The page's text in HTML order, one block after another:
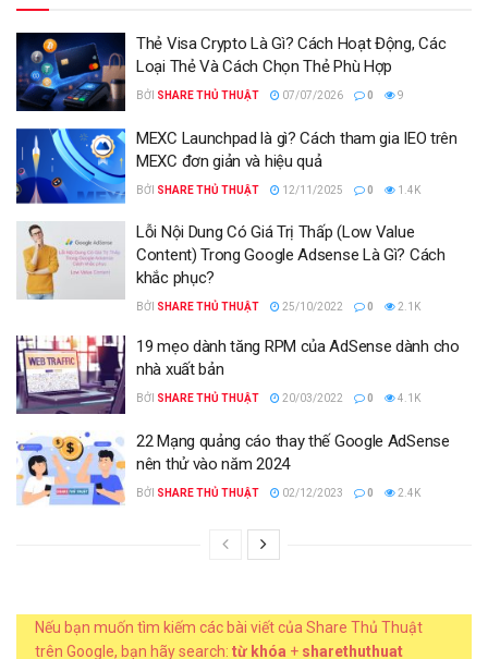
Thẻ Visa Crypto Là Gì? Cách Hoạt Động, Các
Loại Thẻ Và Cách Chọn Thẻ Phù Hợp
BỞI SHARE THỦ THUẬT 07/07/2026 0 9
MEXC Launchpad là gì? Cách tham gia IEO trên
MEXC đơn giản và hiệu quả
BỞI SHARE THỦ THUẬT 12/11/2025 0 1.4K
Lỗi Nội Dung Có Giá Trị Thấp (Low Value
Content) Trong Google Adsense Là Gì? Cách
khắc phục?
BỞI SHARE THỦ THUẬT 25/10/2022 0 2.1K
19 mẹo dành tăng RPM của AdSense dành cho
nhà xuất bản
BỞI SHARE THỦ THUẬT 20/03/2022 0 4.1K
22 Mạng quảng cáo thay thế Google AdSense
nên thử vào năm 2024
BỞI SHARE THỦ THUẬT 02/12/2023 0 2.4K
Nếu bạn muốn tìm kiếm các bài viết của Share Thủ Thuật
trên Google, bạn hãy search: từ khóa + sharethuthuat